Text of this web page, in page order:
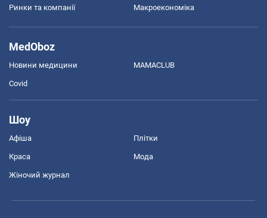
Ринки та компанії Макроекономіка
MedOboz
Новини медицини MAMACLUB
Covid
Шоу
Афіша Плітки
Краса Мода
Жіночий журнал